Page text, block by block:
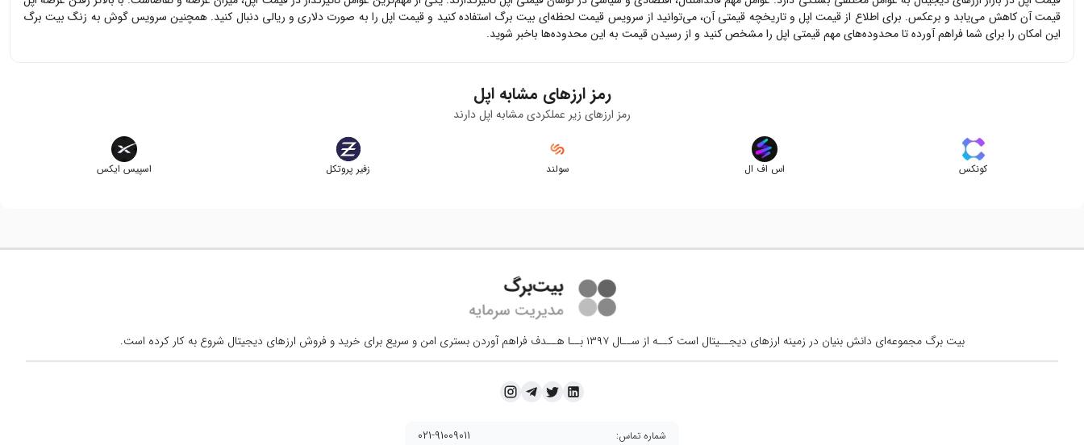
قیمت آن کاهش می‌یابد و برعکس. برای اطلاع از قیمت اپلو تاریخچه قیمتی آن، می‌توانید از سرویس قیمت لحظه‌ای بیت برگ استفاده کنید و قیمت اپل را به صورت دلاری و ریالی دنبال کنید. همچنین سرویس گوش به زنگ بیت برگ
این امکان را برای شما فراهم آورده تا محدوده‌های مهم قیمتی اپل را مشخص کنید و از رسیدن قیمت به این محدوده‌ها باخبر شوید.
رمز ارزهای مشابهاپل
رمز ارزهای زیر عملکردی مشابه اپلدارند
کونکس اس اف ال سولند زفیر پروتکل اسپیس ایکس
بیت برگ مجموعه‌ای دانش بنیان در زمینه ارزهای دیجــیتال است کــه از ســال ۱۳۹۷ بــا هــدف فراهم آوردن بستری امن و سریع برای خرید و فروش ارزهای دیجیتال شروع به کار کرده است.
شماره تماس: ۰۲۱-۹۱۰۰۹۰۱۱